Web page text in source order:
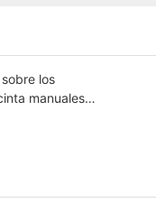
los
manuales